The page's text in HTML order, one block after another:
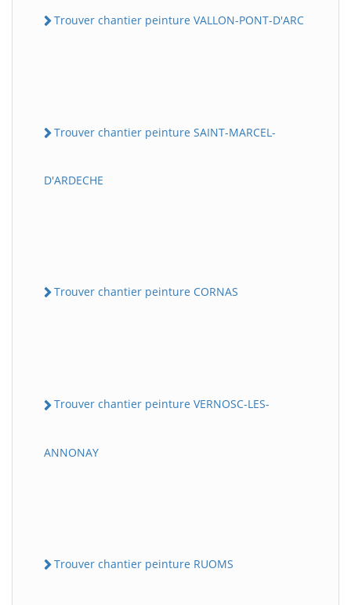
Trouver chantier peinture VALLON-PONT-D'ARC
Trouver chantier peinture SAINT-MARCEL-
D'ARDECHE
Trouver chantier peinture CORNAS
Trouver chantier peinture VERNOSC-LES-
ANNONAY
Trouver chantier peinture RUOMS